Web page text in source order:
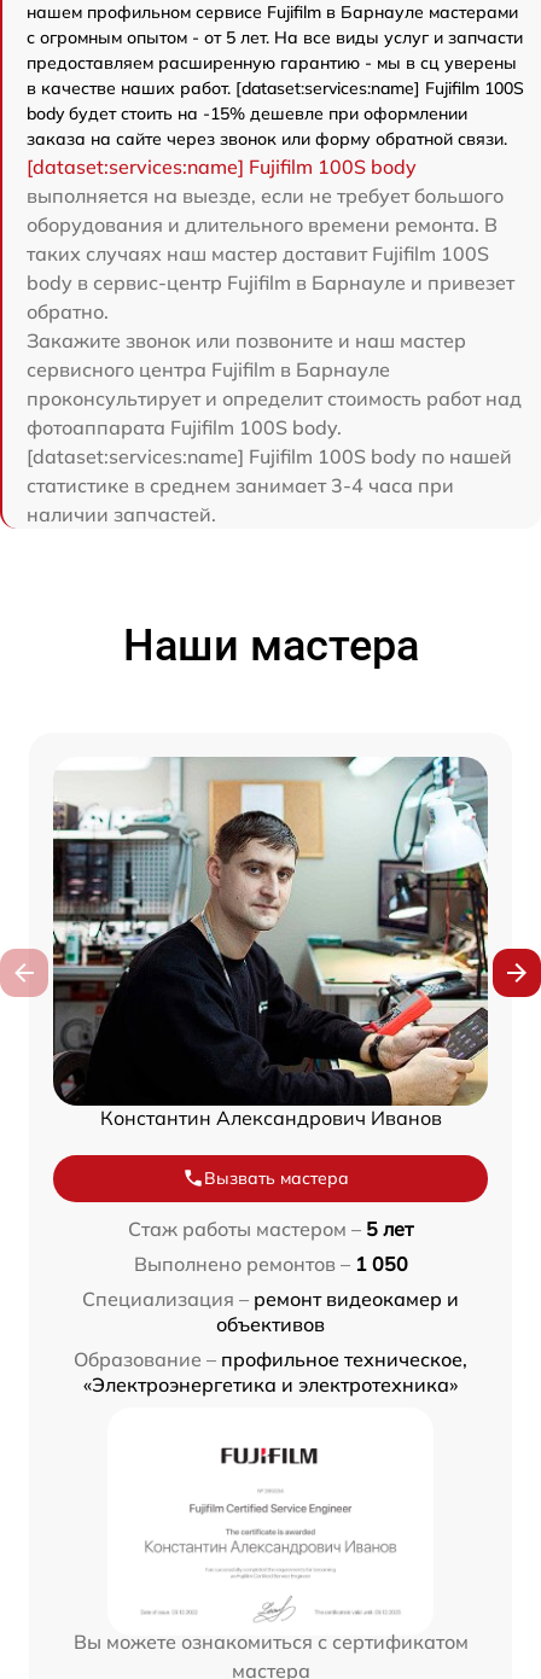
нашем профильном сервисе Fujifilm в Барнауле мастерами
с огромным опытом - от 5 лет. На все виды услуг и запчасти
предоставляем расширенную гарантию - мы в сц уверены
в качестве наших работ. [dataset:services:name] Fujifilm 100S
body будет стоить на -15% дешевле при оформлении
заказа на сайте через звонок или форму обратной связи.
[dataset:services:name] Fujifilm 100S body
выполняется на выезде, если не требует большого
оборудования и длительного времени ремонта. В
таких случаях наш мастер доставит Fujifilm 100S
body в сервис-центр Fujifilm в Барнауле и привезет
обратно.
Закажите звонок или позвоните и наш мастер
сервисного центра Fujifilm в Барнауле
проконсультирует и определит стоимость работ над
фотоаппарата Fujifilm 100S body.
[dataset:services:name] Fujifilm 100S body по нашей
статистике в среднем занимает 3-4 часа при
наличии запчастей.
Наши мастера
Константин Александрович Иванов
Вызвать мастера
Стаж работы мастером – 5 лет
Выполнено ремонтов – 1 050
Специализация – ремонт видеокамер и
объективов
Образование – профильное техническое,
«Электроэнергетика и электротехника»
Вы можете ознакомиться с сертификатом
мастера